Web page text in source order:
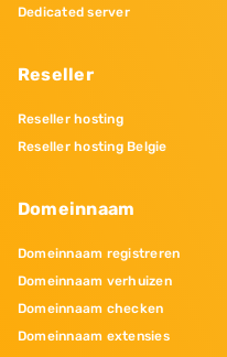
Dedicated server
Reseller
Reseller hosting
Reseller hosting Belgie
Domeinnaam
Domeinnaam registreren
Domeinnaam verhuizen
Domeinnaam checken
Domeinnaam extensies